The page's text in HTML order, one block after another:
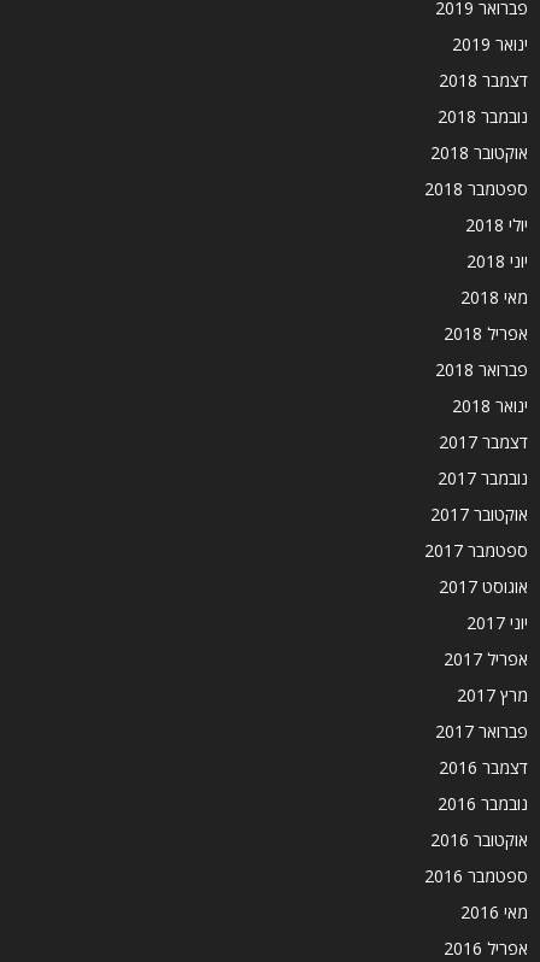
פברואר 2019
ינואר 2019
דצמבר 2018
נובמבר 2018
אוקטובר 2018
ספטמבר 2018
יולי 2018
יוני 2018
מאי 2018
אפריל 2018
פברואר 2018
ינואר 2018
דצמבר 2017
נובמבר 2017
אוקטובר 2017
ספטמבר 2017
אוגוסט 2017
יוני 2017
אפריל 2017
מרץ 2017
פברואר 2017
דצמבר 2016
נובמבר 2016
אוקטובר 2016
ספטמבר 2016
מאי 2016
אפריל 2016